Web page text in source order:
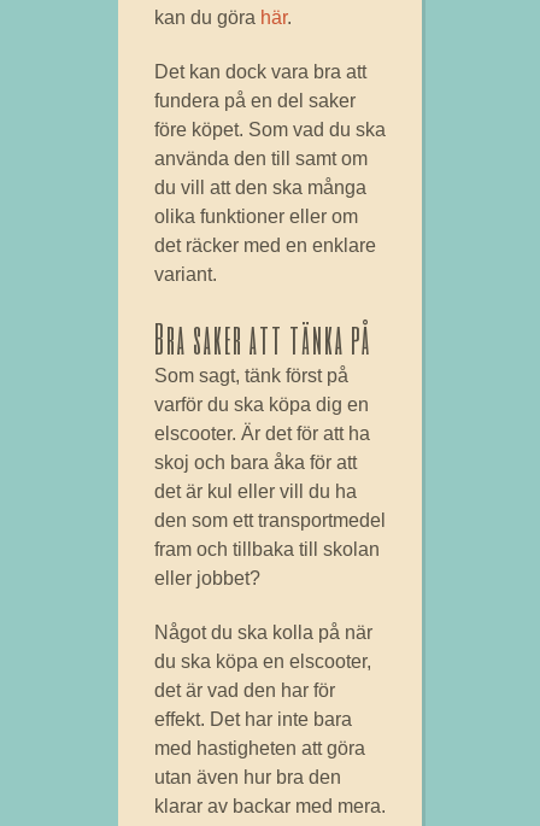
kan du göra här.
Det kan dock vara bra att
fundera på en del saker
före köpet. Som vad du ska
använda den till samt om
du vill att den ska många
olika funktioner eller om
det räcker med en enklare
variant.
Bra saker att tänka på
Som sagt, tänk först på
varför du ska köpa dig en
elscooter. Är det för att ha
skoj och bara åka för att
det är kul eller vill du ha
den som ett transportmedel
fram och tillbaka till skolan
eller jobbet?
Något du ska kolla på när
du ska köpa en elscooter,
det är vad den har för
effekt. Det har inte bara
med hastigheten att göra
utan även hur bra den
klarar av backar med mera.